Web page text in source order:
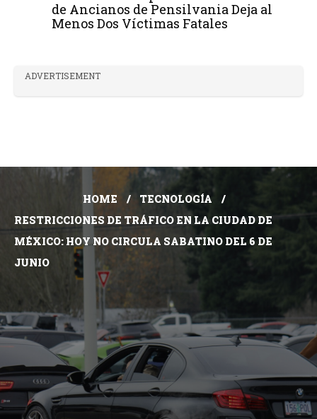
de Ancianos de Pensilvania Deja al
Menos Dos Víctimas Fatales
ADVERTISEMENT
HOME
TECNOLOGÍA
RESTRICCIONES DE TRÁFICO EN LA CIUDAD DE
MÉXICO: HOY NO CIRCULA SABATINO DEL 6 DE
JUNIO